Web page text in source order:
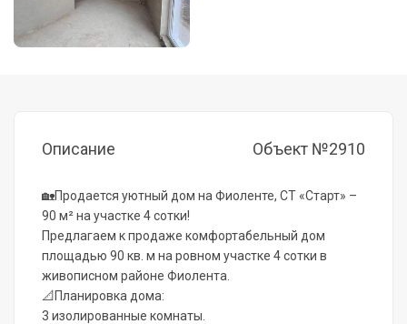
Описание Объект №2910
🏡Продается уютный дом на Фиоленте, СТ «Старт» –
90 м² на участке 4 сотки!
Предлагаем к продаже комфортабельный дом
площадью 90 кв. м на ровном участке 4 сотки в
живописном районе Фиолента.
📐Планировка дома:
3 изолированные комнаты.